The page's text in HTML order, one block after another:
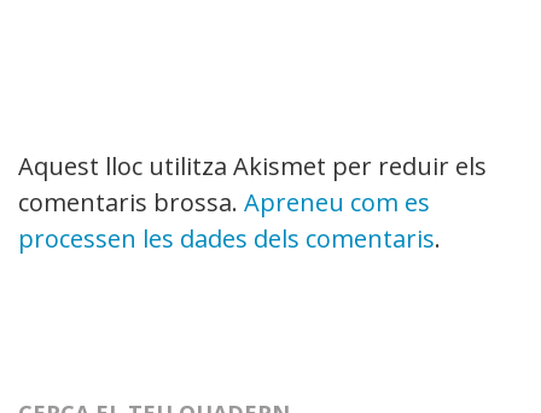
Aquest lloc utilitza Akismet per reduir els
comentaris brossa. Apreneu com es
processen les dades dels comentaris.